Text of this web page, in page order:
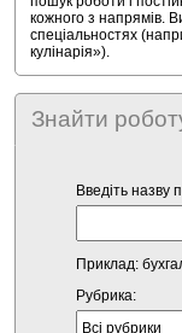
кожного з напрямів.
спеціальностях
кулінарія»).
Знайти
Введіть назву
Приклад:
Рубрика: